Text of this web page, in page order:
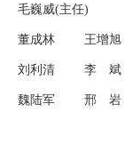
毛巍威(主任)
董成林 王增旭
刘利清 李 斌
魏陆军 邢 岩